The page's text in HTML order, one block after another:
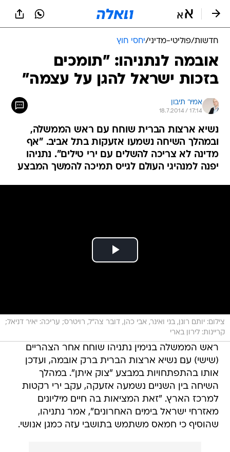
חדשות/פוליטי-מדיני/יחסי חוץ
אובמה לנתניהו: "תומכים
בזכות ישראל להגן על עצמה"
אמיר תיבון
18.7.2014 / 17:14
נשיא ארצות הברית שוחח עם ראש הממשלה,
ובמהלך השיחה נשמעו אזעקות בתל אביב. "אף
מדינה לא צריכה להשלים עם ירי טילים". נתניהו
יפנה למנהיגי העולם לגייס תמיכה להמשך המבצע
צילום: יותם רונן, בני ואינר, אבי כהן, דובר צה"ל, רויטרס; עריכה: יאיר דניאל;
קריינות: לירון בארי
ראש הממשלה בנימין נתניהו שוחח אחר הצהריים
(שישי) עם נשיא ארצות הברית ברק אובמה, ועדכן
אותו בהתפתחויות במבצע "צוק איתן". במהלך
השיחה בין השניים נשמעה אזעקה, עקב ירי רקטות
למרכז הארץ. "זאת המציאות בה חיים מיליונים
מאזרחי ישראל בימים האחרונים", אמר נתניהו,
שהוסיף כי חמאס משתמש בתושבי עזה כמגן אנושי.